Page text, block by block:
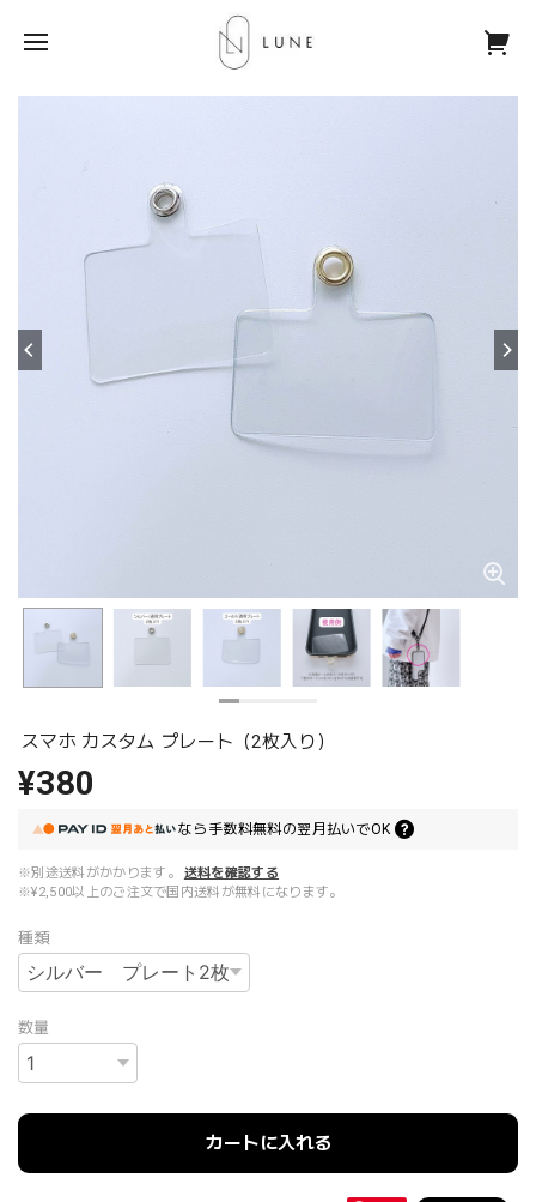
スマホ カスタム プレート（2枚入り）
¥380
なら 手数料無料の翌月払いでOK
※別途送料がかかります。
送料を確認する
※¥2,500以上のご注文で国内送料が無料になります。
種類
数量
カートに入れる